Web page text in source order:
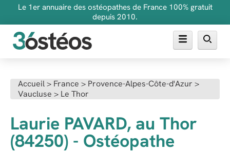
Le 1er annuaire des ostéopathes de France 100% gratuit
depuis 2010.
FAQ
Inscrire son cabinet
Accueil> France > Provence-Alpes-Côte-d'Azur >
Vaucluse > Le Thor
Laurie PAVARD, au Thor
(84250) - Ostéopathe